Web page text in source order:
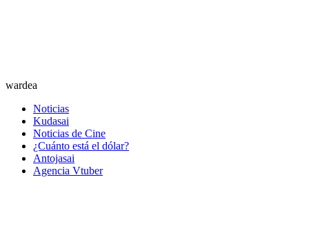
wardea
Noticias
Kudasai
Noticias de Cine
¿Cuánto está el dólar?
Antojasai
Agencia Vtuber